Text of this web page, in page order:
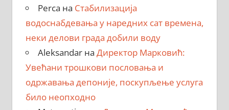
Perca на Стабилизација
водоснабдевања у наредних сат времена,
неки делови града добили воду
Aleksandarна Директор Марковић:
Увећани трошкови пословања и
одржавања депоније, поскупљење услуга
било неопходно